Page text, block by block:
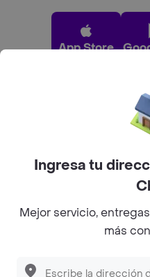
App Store
Pide tu comida favorita
Categorías
Ingresa tu
Mejor servicio,
más